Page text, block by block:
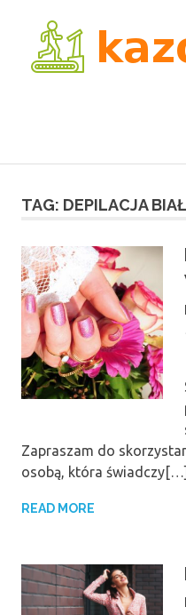
content
TAG: DEPILACJA
Zapraszam do
osobą, która świadczy[…]
READ MORE